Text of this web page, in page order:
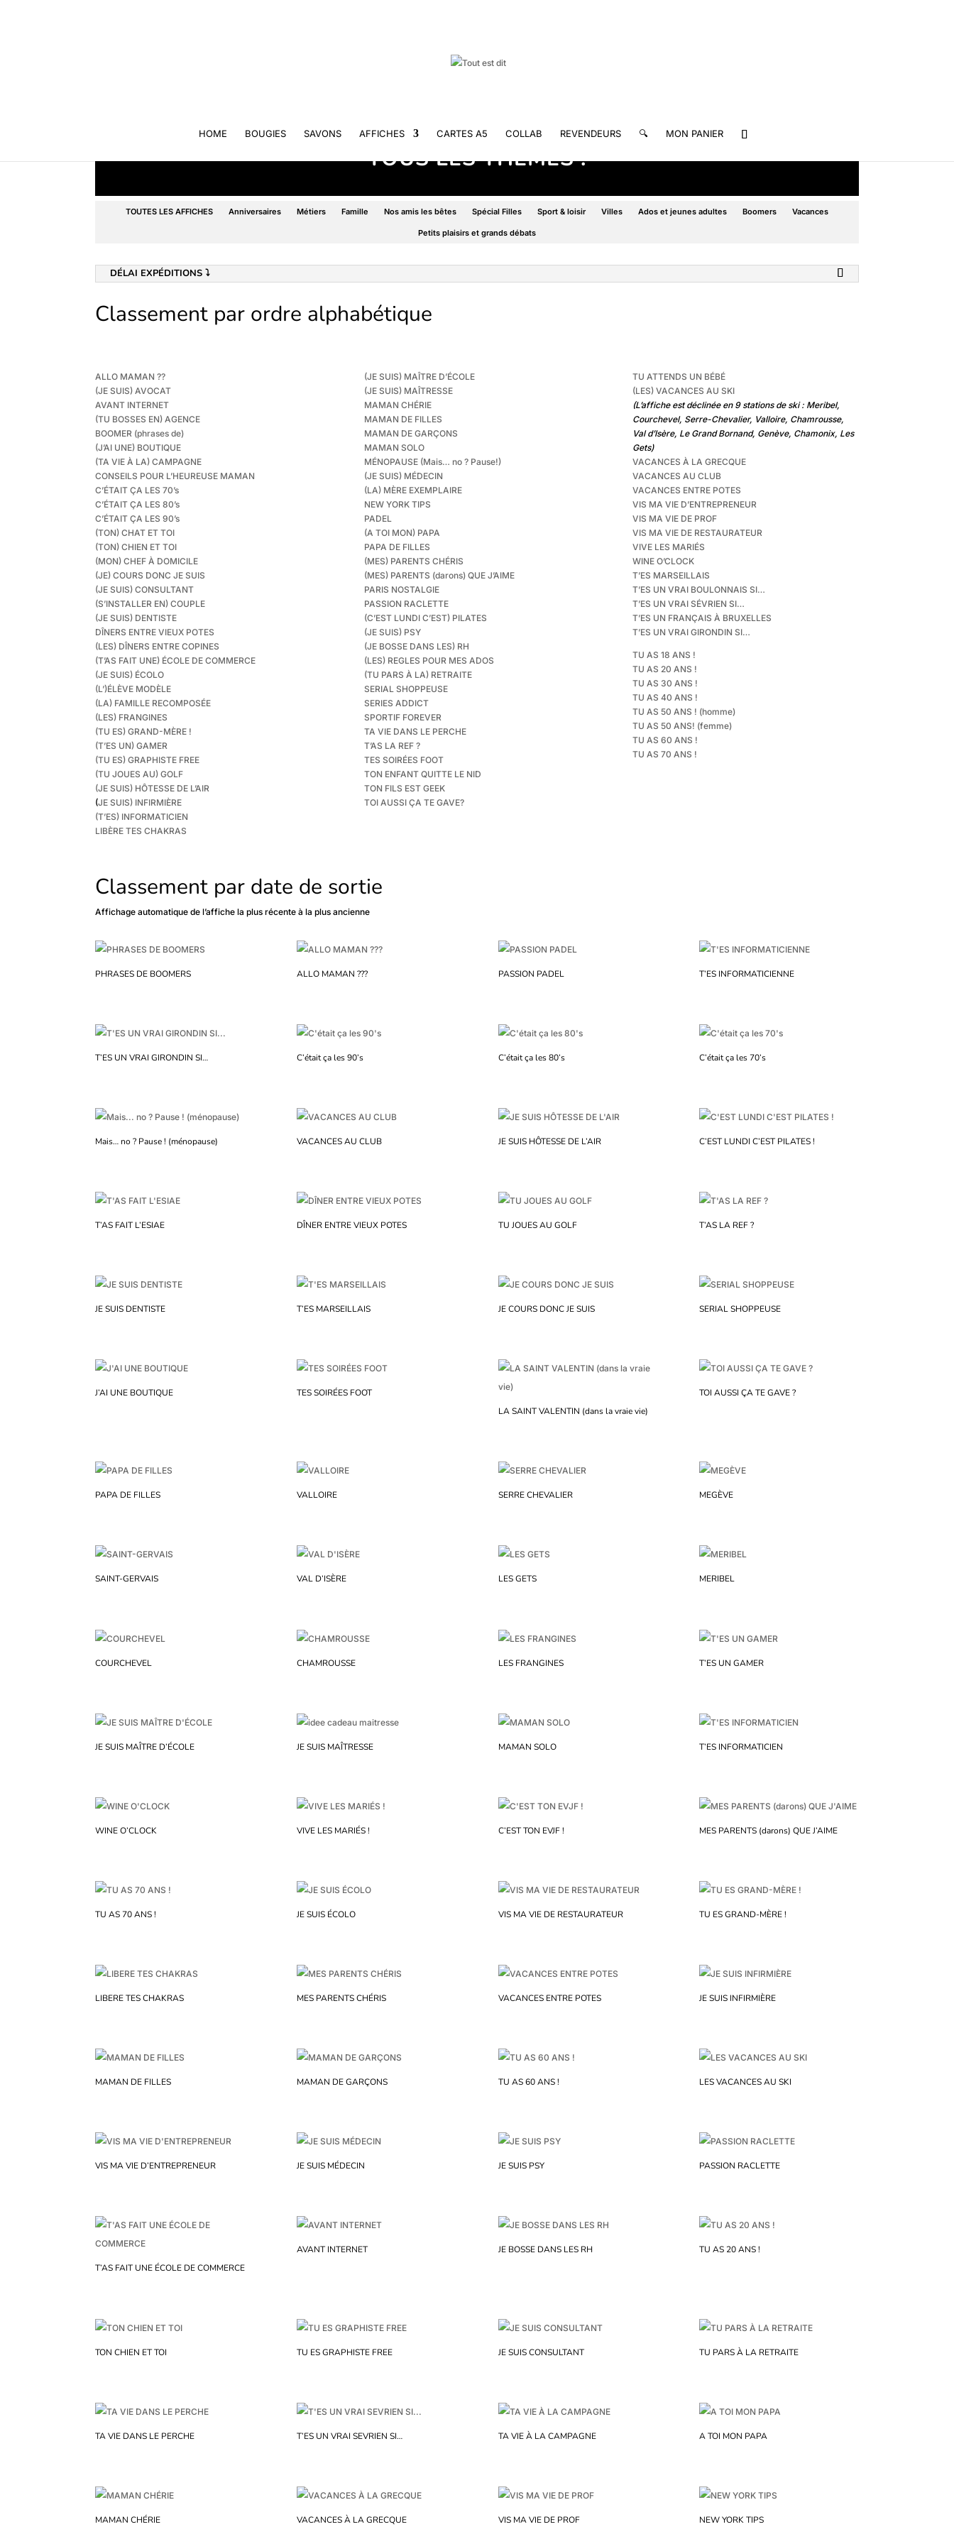
HOME BOUGIES SAVONS AFFICHES CARTES A5 COLLAB REVENDEURS 🔍 MON PANIER
TOUS LES THÈMES !
TOUTES LES AFFICHES Anniversaires Métiers Famille Nos amis les bêtes Spécial Filles Sport & loisir Villes Ados et jeunes adultes Boomers Vacances
Petits plaisirs et grands débats
DÉLAI EXPÉDITIONS ⤵️
Classement par ordre alphabétique
ALLO MAMAN ??
(JE SUIS) AVOCAT
AVANT INTERNET
(TU BOSSES EN) AGENCE
BOOMER (phrases de)
(J’AI UNE) BOUTIQUE
(TA VIE À LA) CAMPAGNE
CONSEILS POUR L’HEUREUSE MAMAN
C’ÉTAIT ÇA LES 70’s
C’ÉTAIT ÇA LES 80’s
C’ÉTAIT ÇA LES 90’s
(TON) CHAT ET TOI
(TON) CHIEN ET TOI
(MON) CHEF À DOMICILE
(JE) COURS DONC JE SUIS
(JE SUIS) CONSULTANT
(S’INSTALLER EN) COUPLE
(JE SUIS) DENTISTE
DÎNERS ENTRE VIEUX POTES
(LES) DÎNERS ENTRE COPINES
(T’AS FAIT UNE) ÉCOLE DE COMMERCE
(JE SUIS) ÉCOLO
(L’)ÉLÈVE MODÈLE
(LA) FAMILLE RECOMPOSÉE
(LES) FRANGINES
(TU ES) GRAND-MÈRE !
(T’ES UN) GAMER
(TU ES) GRAPHISTE FREE
(TU JOUES AU) GOLF
(JE SUIS) HÔTESSE DE L’AIR
(JE SUIS) INFIRMIÈRE
(T’ES) INFORMATICIEN
LIBÈRE TES CHAKRAS
(JE SUIS) MAÎTRE D’ÉCOLE
(JE SUIS) MAÎTRESSE
MAMAN CHÉRIE
MAMAN DE FILLES
MAMAN DE GARÇONS
MAMAN SOLO
MÉNOPAUSE (Mais… no ? Pause!)
(JE SUIS) MÉDECIN
(LA) MÈRE EXEMPLAIRE
NEW YORK TIPS
PADEL
(A TOI MON) PAPA
PAPA DE FILLES
(MES) PARENTS CHÉRIS
(MES) PARENTS (darons) QUE J’AIME
PARIS NOSTALGIE
PASSION RACLETTE
(C’EST LUNDI C’EST) PILATES
(JE SUIS) PSY
(JE BOSSE DANS LES) RH
(LES) REGLES POUR MES ADOS
(TU PARS À LA) RETRAITE
SERIAL SHOPPEUSE
SERIES ADDICT
SPORTIF FOREVER
TA VIE DANS LE PERCHE
T’AS LA REF ?
TES SOIRÉES FOOT
TON ENFANT QUITTE LE NID
TON FILS EST GEEK
TOI AUSSI ÇA TE GAVE?
TU ATTENDS UN BÉBÉ
(LES) VACANCES AU SKI
(L’affiche est déclinée en 9 stations de ski : Meribel,
Courchevel, Serre-Chevalier, Valloire, Chamrousse,
Val d’Isère, Le Grand Bornand, Genève, Chamonix, Les
Gets)
VACANCES À LA GRECQUE
VACANCES AU CLUB
VACANCES ENTRE POTES
VIS MA VIE D’ENTREPRENEUR
VIS MA VIE DE PROF
VIS MA VIE DE RESTAURATEUR
VIVE LES MARIÉS
WINE O’CLOCK
T’ES MARSEILLAIS
T’ES UN VRAI BOULONNAIS SI…
T’ES UN VRAI SÉVRIEN SI…
T’ES UN FRANÇAIS À BRUXELLES
T’ES UN VRAI GIRONDIN SI…
TU AS 18 ANS !
TU AS 20 ANS !
TU AS 30 ANS !
TU AS 40 ANS !
TU AS 50 ANS ! (homme)
TU AS 50 ANS! (femme)
TU AS 60 ANS !
TU AS 70 ANS !
Classement par date de sortie
Affichage automatique de l’affiche la plus récente à la plus ancienne
PHRASES DE BOOMERS ALLO MAMAN ??? PASSION PADEL T’ES INFORMATICIENNE
T’ES UN VRAI GIRONDIN SI… C’était ça les 90’s C’était ça les 80’s C’était ça les 70’s
Mais… no ? Pause ! (ménopause) VACANCES AU CLUB JE SUIS HÔTESSE DE L’AIR C’EST LUNDI C’EST PILATES !
T’AS FAIT L’ESIAE DÎNER ENTRE VIEUX POTES TU JOUES AU GOLF T’AS LA REF ?
JE SUIS DENTISTE T’ES MARSEILLAIS JE COURS DONC JE SUIS SERIAL SHOPPEUSE
J’AI UNE BOUTIQUE
TES SOIRÉES FOOT
LA SAINT VALENTIN (dans la vraie vie)
TOI AUSSI ÇA TE GAVE ?
PAPA DE FILLES VALLOIRE SERRE CHEVALIER MEGÈVE
SAINT-GERVAIS VAL D’ISÈRE LES GETS MERIBEL
COURCHEVEL CHAMROUSSE LES FRANGINES T’ES UN GAMER
JE SUIS MAÎTRE D’ÉCOLE JE SUIS MAÎTRESSE MAMAN SOLO T’ES INFORMATICIEN
WINE O’CLOCK VIVE LES MARIÉS ! C’EST TON EVJF ! MES PARENTS (darons) QUE J’AIME
TU AS 70 ANS ! JE SUIS ÉCOLO VIS MA VIE DE RESTAURATEUR TU ES GRAND-MÈRE !
LIBERE TES CHAKRAS MES PARENTS CHÉRIS VACANCES ENTRE POTES JE SUIS INFIRMIÈRE
MAMAN DE FILLES MAMAN DE GARÇONS TU AS 60 ANS ! LES VACANCES AU SKI
VIS MA VIE D’ENTREPRENEUR JE SUIS MÉDECIN JE SUIS PSY PASSION RACLETTE
T’AS FAIT UNE ÉCOLE DE COMMERCE
AVANT INTERNET JE BOSSE DANS LES RH TU AS 20 ANS !
TON CHIEN ET TOI TU ES GRAPHISTE FREE JE SUIS CONSULTANT TU PARS À LA RETRAITE
TA VIE DANS LE PERCHE T’ES UN VRAI SEVRIEN SI… TA VIE À LA CAMPAGNE A TOI MON PAPA
MAMAN CHÉRIE VACANCES À LA GRECQUE VIS MA VIE DE PROF NEW YORK TIPS